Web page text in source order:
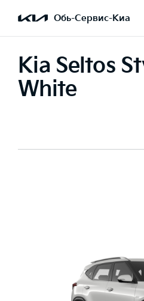
Обь-Сервис-Киа
Kia Seltos
White